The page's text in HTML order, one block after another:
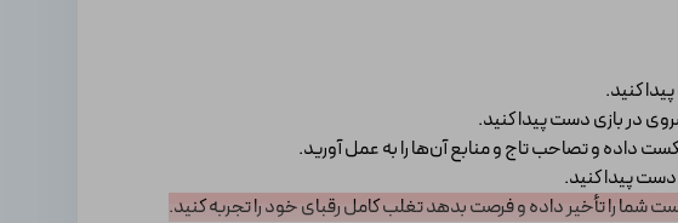
کنید.
در بازی دست پیدا کنید.
داده و تصاحب تاج و منابع آن‌ها را به عمل آورید.
دست پیدا کنید.
را تأخیر داده و فرصت بدهد تغلب کامل رقبای خود را تجربه کنید.